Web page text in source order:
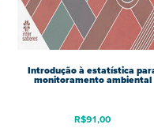
Introdução à estatística
monitoramento ambiental
R$91,00